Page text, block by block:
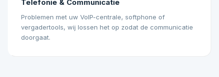
Telefonie & Communicatie
Problemen met uw VoIP-centrale, softphone of
vergadertools, wij lossen het op zodat de communicatie
doorgaat.